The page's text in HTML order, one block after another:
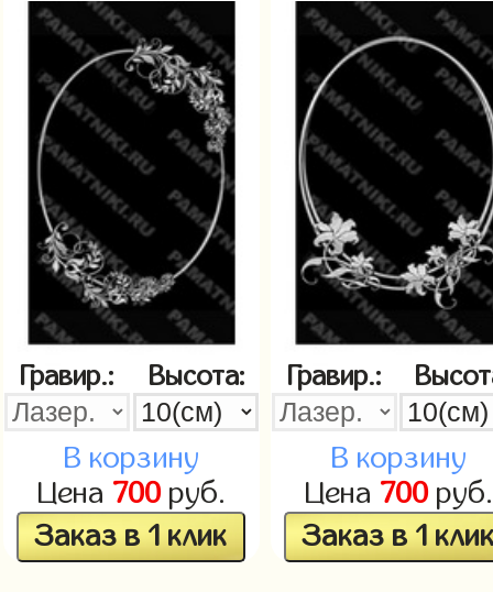
Гравир.: Высота:
В корзину
Цена 700руб.
Заказ в 1 клик
Гравир.:
В корзину
Цена 700руб.
Заказ в 1